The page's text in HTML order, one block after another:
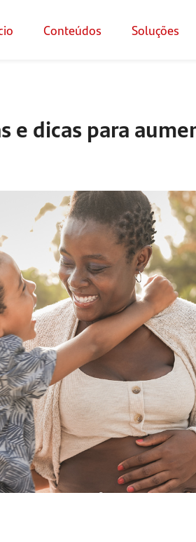
Conteúdos Soluções
e dicas para